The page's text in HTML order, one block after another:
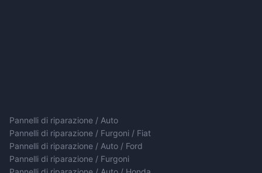
Pannelli di riparazione / Auto
Pannelli di riparazione / Furgoni / Fiat
Pannelli di riparazione / Auto / Ford
Pannelli di riparazione / Furgoni